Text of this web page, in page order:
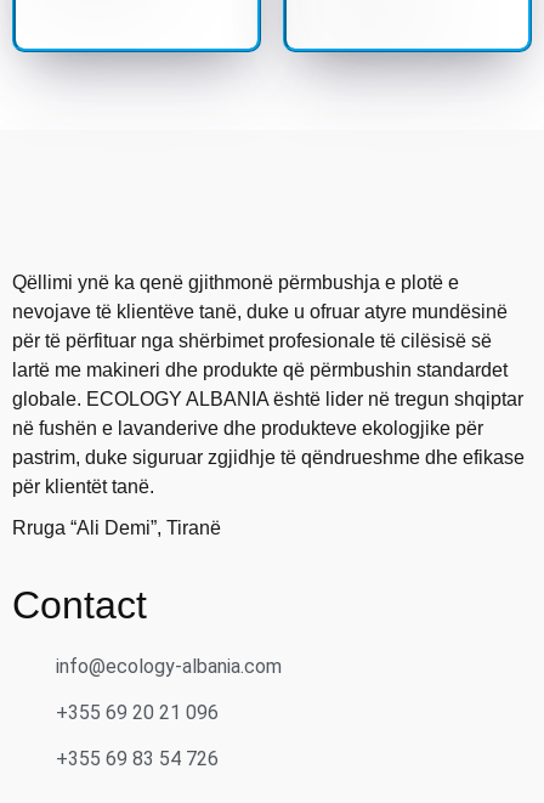
Qëllimi ynë ka qenë gjithmonë përmbushja e plotë e
nevojave të klientëve tanë, duke u ofruar atyre mundësinë
për të përfituar nga shërbimet profesionale të cilësisë së
lartë me makineri dhe produkte që përmbushin standardet
globale. ECOLOGY ALBANIA është lider në tregun shqiptar
në fushën e lavanderive dhe produkteve ekologjike për
pastrim, duke siguruar zgjidhje të qëndrueshme dhe efikase
për klientët tanë.
Rruga “Ali Demi”, Tiranë
Contact
info@ecology-albania.com
+355 69 20 21 096
+355 69 83 54 726